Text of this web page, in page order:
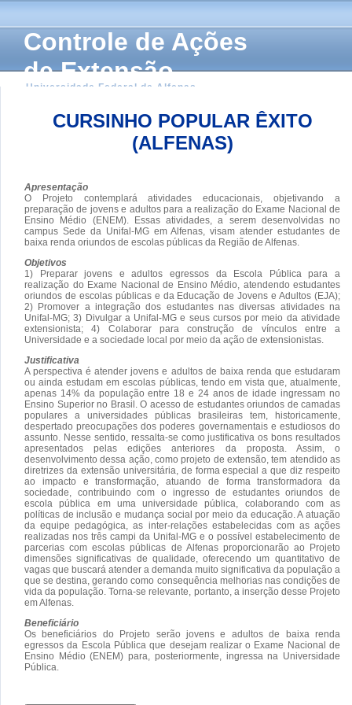
Controle de Ações
de Extensão
Universidade Federal de Alfenas
CURSINHO POPULAR ÊXITO
(ALFENAS)
Apresentação
O Projeto contemplará atividades educacionais, objetivando a
preparação de jovens e adultos para a realização do Exame Nacional de
Ensino Médio (ENEM). Essas atividades, a serem desenvolvidas no
campus Sede da Unifal-MG em Alfenas, visam atender estudantes de
baixa renda oriundos de escolas públicas da Região de Alfenas.
Objetivos
1) Preparar jovens e adultos egressos da Escola Pública para a
realização do Exame Nacional de Ensino Médio, atendendo estudantes
oriundos de escolas públicas e da Educação de Jovens e Adultos (EJA);
2) Promover a integração dos estudantes nas diversas atividades na
Unifal-MG; 3) Divulgar a Unifal-MG e seus cursos por meio da atividade
extensionista; 4) Colaborar para construção de vínculos entre a
Universidade e a sociedade local por meio da ação de extensionistas.
Justificativa
A perspectiva é atender jovens e adultos de baixa renda que estudaram
ou ainda estudam em escolas públicas, tendo em vista que, atualmente,
apenas 14% da população entre 18 e 24 anos de idade ingressam no
Ensino Superior no Brasil. O acesso de estudantes oriundos de camadas
populares a universidades públicas brasileiras tem, historicamente,
despertado preocupações dos poderes governamentais e estudiosos do
assunto. Nesse sentido, ressalta-se como justificativa os bons resultados
apresentados pelas edições anteriores da proposta. Assim, o
desenvolvimento dessa ação, como projeto de extensão, tem atendido as
diretrizes da extensão universitária, de forma especial a que diz respeito
ao impacto e transformação, atuando de forma transformadora da
sociedade, contribuindo com o ingresso de estudantes oriundos de
escola pública em uma universidade pública, colaborando com as
políticas de inclusão e mudança social por meio da educação. A atuação
da equipe pedagógica, as inter-relações estabelecidas com as ações
realizadas nos três campi da Unifal-MG e o possível estabelecimento de
parcerias com escolas públicas de Alfenas proporcionarão ao Projeto
dimensões significativas de qualidade, oferecendo um quantitativo de
vagas que buscará atender a demanda muito significativa da população a
que se destina, gerando como consequência melhorias nas condições de
vida da população. Torna-se relevante, portanto, a inserção desse Projeto
em Alfenas.
Beneficiário
Os beneficiários do Projeto serão jovens e adultos de baixa renda
egressos da Escola Pública que desejam realizar o Exame Nacional de
Ensino Médio (ENEM) para, posteriormente, ingressa na Universidade
Pública.